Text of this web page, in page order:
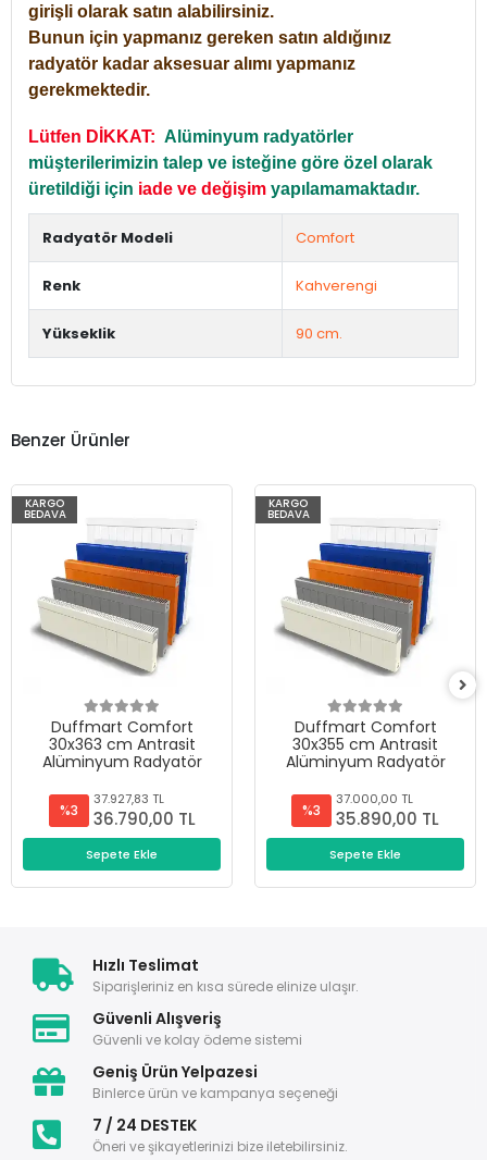
girişli olarak satın alabilirsiniz.
Bunun için yapmanız gereken satın aldığınız
radyatör kadar aksesuar alımı yapmanız
gerekmektedir.
Lütfen DİKKAT: Alüminyum radyatörler
müşterilerimizin talep ve isteğine göre özel olarak
üretildiği için iade ve değişim yapılamamaktadır.
Radyatör Modeli Comfort
Renk Kahverengi
Yükseklik 90 cm.
Benzer Ürünler
KARGO
BEDAVA
Duffmart Comfort
30x363 cm Antrasit
Alüminyum Radyatör
%3
37.927,83 TL
36.790,00 TL
Sepete Ekle
KARGO
BEDAVA
Duffmart Comfort
30x355 cm Antrasit
Alüminyum Radyatör
%3
37.000,00 TL
35.890,00 TL
Sepete Ekle
Hızlı Teslimat
Siparişleriniz en kısa sürede elinize ulaşır.
Güvenli Alışveriş
Güvenli ve kolay ödeme sistemi
Geniş Ürün Yelpazesi
Binlerce ürün ve kampanya seçeneği
7 / 24 DESTEK
Öneri ve şikayetlerinizi bize iletebilirsiniz.